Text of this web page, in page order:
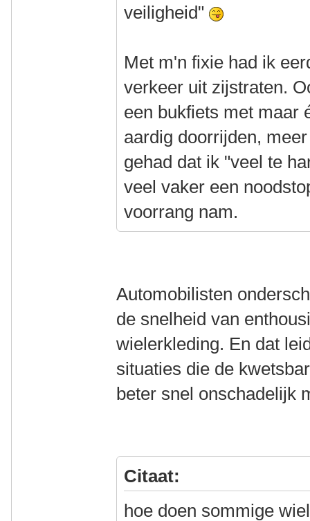
veiligheid"
Met m'n fixie had ik
verkeer uit zijstraten.
een bukfiets met maar
aardig doorrijden,
gehad dat ik "veel te
veel vaker een
voorrang nam.
Automobilisten
de snelheid van
wielerkleding. En dat
situaties die de
beter snel onschadelijk
Citaat:
hoe doen sommige